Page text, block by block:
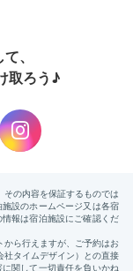
、
取ろう♪